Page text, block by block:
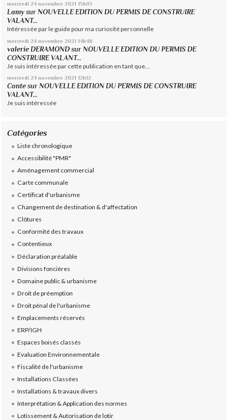
mercredi 24 novembre 2021 15h05
Lamy surNOUVELLE EDITION DU PERMIS DE CONSTRUIRE
VALANT...
Intéressée par le guide pour ma curiosité personnelle
mercredi 24 novembre 2021 14h48
valerie DERAMOND sur NOUVELLE EDITION DU PERMIS DE
CONSTRUIRE VALANT...
Je suis intéressée par cette publication en tant que...
mercredi 24 novembre 2021 12h12
Conte surNOUVELLE EDITION DU PERMIS DE CONSTRUIRE
VALANT...
Je suis intéressée
Catégories
Liste chronologique
Accessibilité "PMR"
Aménagement commercial
Carte communale
Certificat d'urbanisme
Changement de destination & d'affectation
Clôtures
Conformité des travaux
Contentieux
Déclaration préalable
Divisions foncières
Domaine public & urbanisme
Droit de préemption
Droit pénal de l'urbanisme
Emplacements réservés
ERP/IGH
Espaces boisés classés
Evaluation Environnementale
Fiscalité de l'urbanisme
Installations Classées
Installations & travaux divers
Interprétation & Application des normes
Lotissement & Autorisation de lotir